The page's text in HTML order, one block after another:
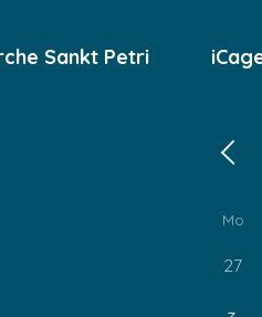
Sankt Petri
Mo
27